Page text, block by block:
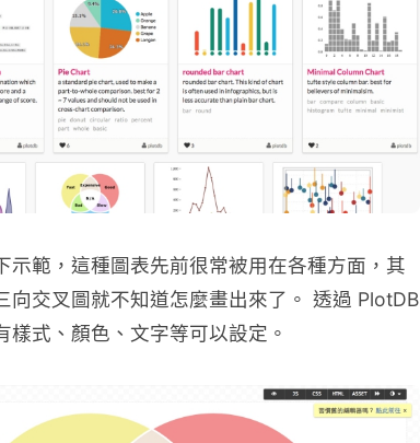
示範，這種圖表先前很常被用在各種方面，其
向交叉圖就不知道怎麼畫出來了。 透過 PlotDB
式、顏色、文字等可以設定。